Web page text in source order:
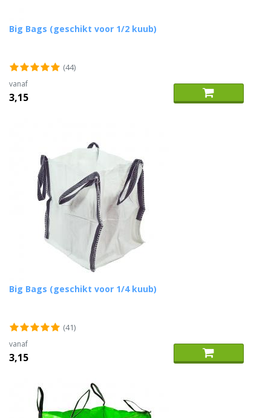
Big Bags (geschikt voor 1/2 kuub)
(44)
vanaf
3,15
Big Bags (geschikt voor 1/4 kuub)
(41)
vanaf
3,15